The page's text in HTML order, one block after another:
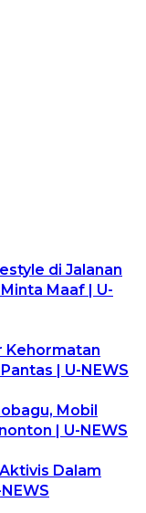
di Jalanan
Maaf | U-
Kehormatan
| U-NEWS
Mobil
| U-NEWS
Dalam